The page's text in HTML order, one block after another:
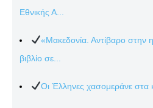
Εθνικής Α...
«Μακεδονία. Αντίβαρο στην
βιβλίο σε...
Οι Έλληνες χασομεράνε στα